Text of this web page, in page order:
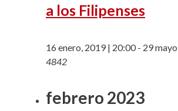
a los Filipenses
16 enero, 2019 | 20:00- 29
4842
febrero 2023